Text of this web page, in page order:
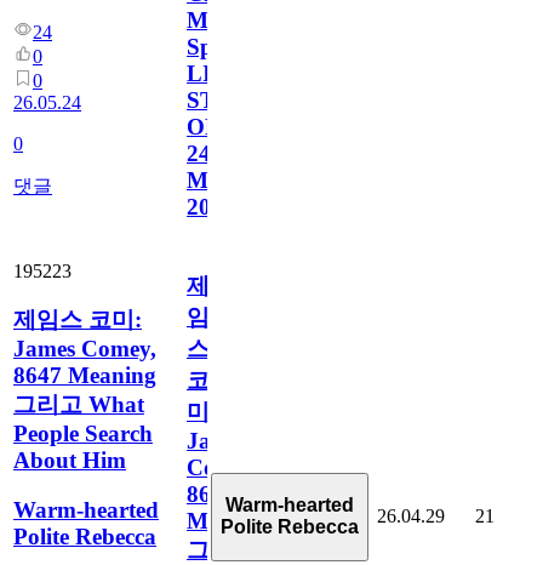
24
0
0
26.05.24
0
댓글
Motor
Speedway
LIVE
STREA.Ms
ON
24TH.
MAY.
2026
195223
제임스 코미:
James Comey,
8647 Meaning
그리고 What
People Search
About Him
Warm-hearted
Polite Rebecca
제
임
스
코
미:
James
Comey,
8647
Meaning
그
Warm-hearted
Polite Rebecca
26.04.29 21